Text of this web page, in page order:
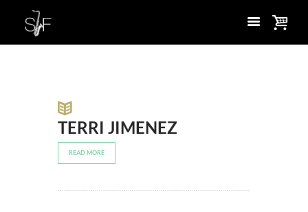
TERRI JIMENEZ
READ MORE